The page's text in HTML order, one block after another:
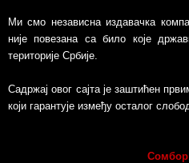
Ми смо независна издавачка
није повезанa са било које
територије Србије.
Садржај овог сајта је заштићен
који гарантује између осталог
Сомбор